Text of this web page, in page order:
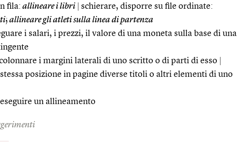
fila: allineare i libri
schierare, disporre su file ordinate:
; allineare gli atleti sulla linea di partenza
i salari, i prezzi, il valore di una moneta sulla base di una
i margini laterali di uno scritto o di parti di esso
posizione in pagine diverse titoli o altri elementi di uno
un allineamento